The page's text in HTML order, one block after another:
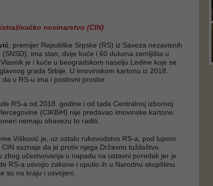
novinarstvo (CIN)
, premijer Republike Srpske (RS) iz Saveza nezavisnih
ima stan, dvije kuće i 60 duluma zemljišta u
je i kuće u beogradskom naselju Ledine koje se
grada Srbije. U imovinskom kartonu iz 2018.
u RS-u ima i poslovni prostor.
RS-a od 2018. godine i od tada Centralnoj izbornoj
(CIKBiH) nije predavao imovinske kartone.
nemaju obavezu to raditi.
Višković je, uz ostalo rukovodstvo RS-a, pod lupom
saznaje da je protiv njega Državno tužilaštvo
zbog učestvovanja u napadu na ustavni poredak jer je
RS-a usvojio zakone i uputio ih u Narodnu skupštinu
su na kraju i usvojeni.